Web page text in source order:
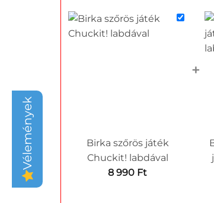
Birka szőrös játék
Chuckit! labdával
8 990 Ft
+
Vélemények